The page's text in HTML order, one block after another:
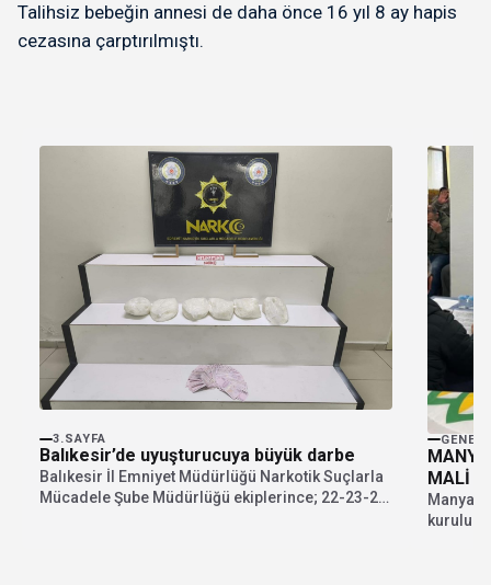
Talihsiz bebeğin annesi de daha önce 16 yıl 8 ay hapis
cezasına çarptırılmıştı.
3.SAYFA
Balıkesir’de uyuşturucuya büyük darbe
Balıkesir İl Emniyet Müdürlüğü Narkotik Suçlarla
Mücadele Şube Müdürlüğü ekiplerince; 22-23-24
GENEL
MALİ
Manyas
kurulu